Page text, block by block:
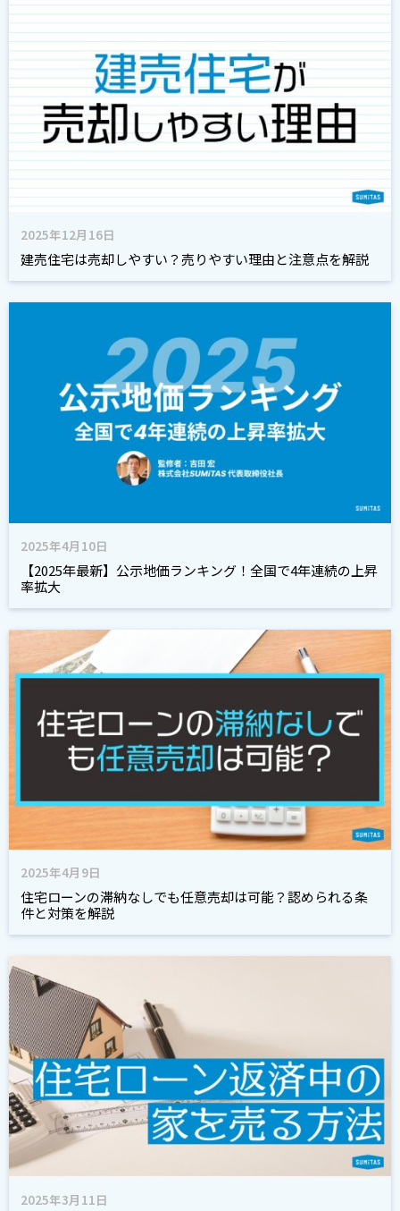
2025年12月16日
建売住宅は売却しやすい？売りやすい理由と注意点を解説
2025年4月10日
【2025年最新】公示地価ランキング！全国で4年連続の上昇
率拡大
2025年4月9日
住宅ローンの滞納なしでも任意売却は可能？認められる条
件と対策を解説
2025年3月11日